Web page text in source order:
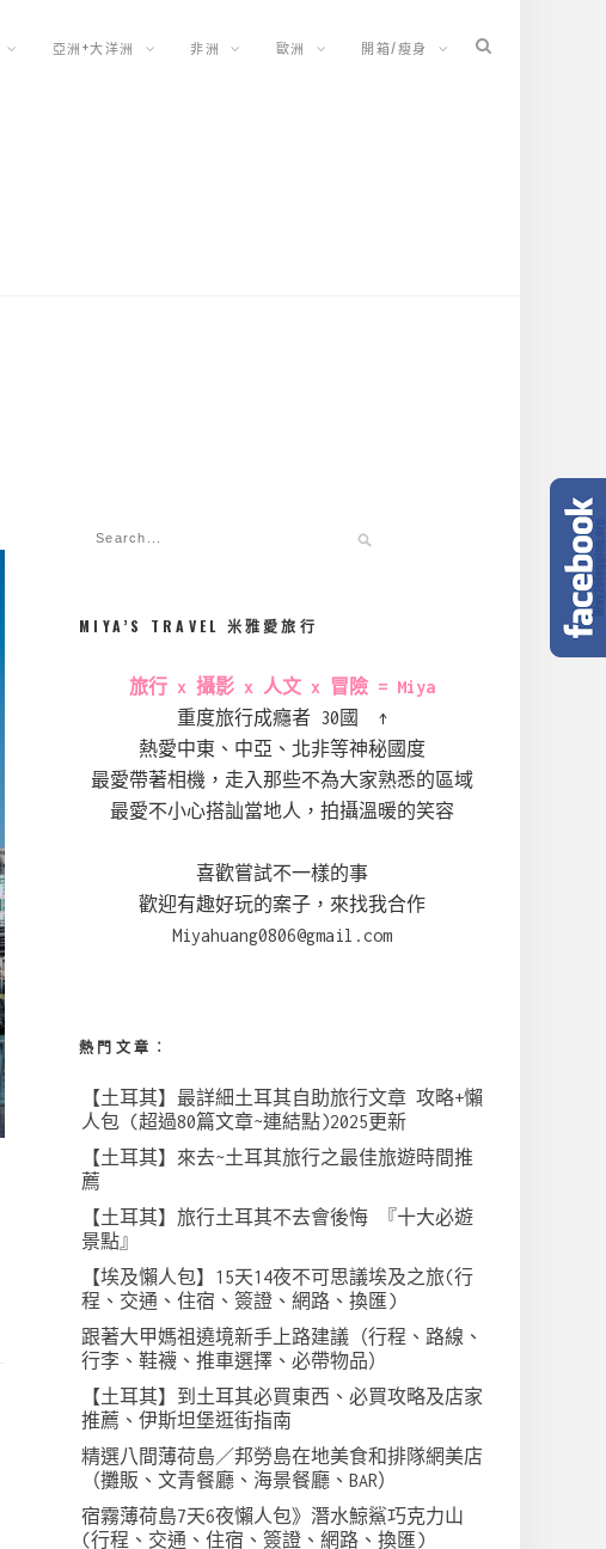
亞洲+大洋洲 非洲 歐洲 開箱/瘦身
MIYA’S TRAVEL 米雅愛旅行
旅行 x 攝影 x 人文 x 冒險 = Miya
重度旅行成癮者 30國 ↑
熱愛中東、中亞、北非等神秘國度
最愛帶著相機，走入那些不為大家熟悉的區域
最愛不小心搭訕當地人，拍攝溫暖的笑容
喜歡嘗試不一樣的事
歡迎有趣好玩的案子，來找我合作
Miyahuang0806@gmail.com
熱門文章︰
【土耳其】最詳細土耳其自助旅行文章 攻略+懶
人包 (超過80篇文章~連結點)2025更新
【土耳其】來去~土耳其旅行之最佳旅遊時間推
薦
【土耳其】旅行土耳其不去會後悔 『十大必遊
景點』
【埃及懶人包】15天14夜不可思議埃及之旅(行
程、交通、住宿、簽證、網路、換匯)
跟著大甲媽祖遶境新手上路建議（行程、路線、
行李、鞋襪、推車選擇、必帶物品）
【土耳其】到土耳其必買東西、必買攻略及店家
推薦、伊斯坦堡逛街指南
精選八間薄荷島／邦勞島在地美食和排隊網美店
（攤販、文青餐廳、海景餐廳、BAR）
宿霧薄荷島7天6夜懶人包》潛水鯨鯊巧克力山
(行程、交通、住宿、簽證、網路、換匯)